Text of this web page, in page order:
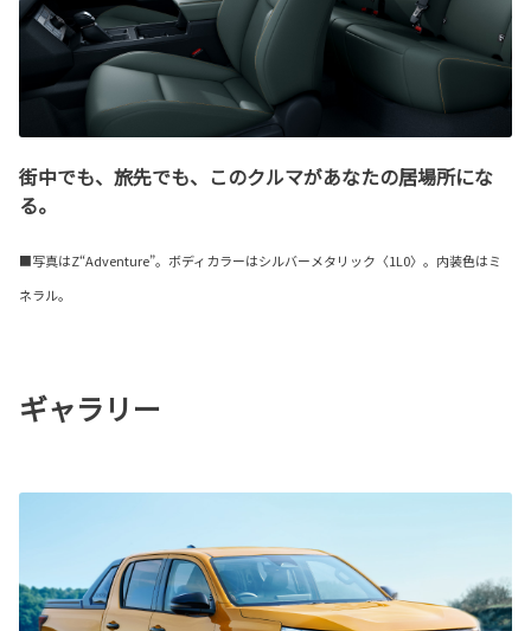
街中でも、旅先でも、このクルマがあなたの居場所にな
る。
■写真はZ“Adventure”。ボディカラーはシルバーメタリック〈1L0〉。内装色はミ
ネラル。
ギャラリー